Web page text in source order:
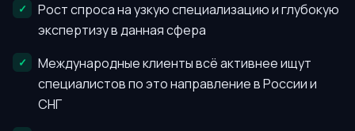
Рост спроса на узкую специализацию и глубокую
экспертизу в данная сфера
Международные клиенты всё активнее ищут
специалистов по это направление в России и
СНГ